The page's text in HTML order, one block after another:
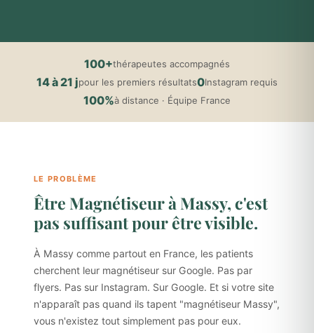
100+thérapeutes accompagnés
14 à 21 jpour les premiers résultats0Instagram requis
100%à distance · Équipe France
LE PROBLÈME
Être Magnétiseur à Massy, c'est
pas suffisant pour être visible.
À Massy comme partout en France, les patients
cherchent leur magnétiseur sur Google. Pas par
flyers. Pas sur Instagram. Sur Google. Et si votre site
n'apparaît pas quand ils tapent "magnétiseur Massy",
vous n'existez tout simplement pas pour eux.